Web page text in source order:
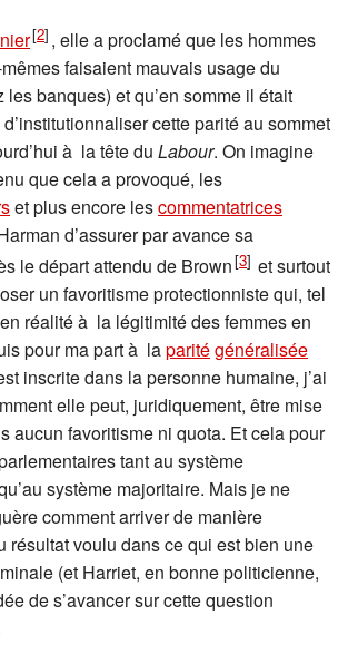
[2] , elle a proclamé que les hommes
faisaient mauvais usage du
les banques) et qu’en somme il était
cette parité au sommet
à la tête du Labour. On imagine
que cela a provoqué, les
et plus encore lescommentatrices
d’assurer par avance sa
le départ attendu de Brown[3] et surtout
un favoritisme protectionniste qui, tel
réalité à la légitimité des femmes en
pour ma part à laparitégénéralisée
inscrite dans la personne humaine, j’ai
elle peut, juridiquement, être mise
aucun favoritisme ni quota. Et cela pour
tant au système
système majoritaire. Mais je ne
comment arriver de manière
résultat voulu dans ce qui est bien une
(et Harriet, en bonne politicienne,
de s’avancer sur cette question